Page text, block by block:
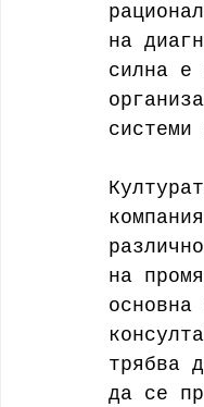
на
силна е
на
трябва
да се